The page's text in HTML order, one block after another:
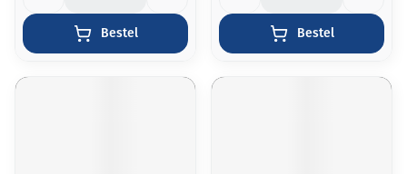
Bestel Bestel